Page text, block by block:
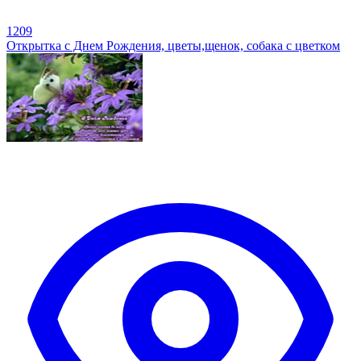
1209
Открытка с Днем Рождения, цветы,щенок, собака с цветком